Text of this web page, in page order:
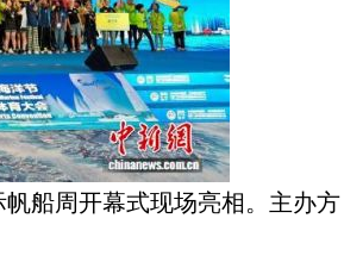
船周开幕式现场亮相。主办方